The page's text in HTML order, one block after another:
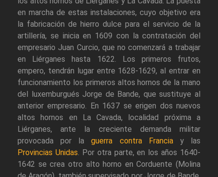
en marcha de estas instalaciones, cuyo objetivo era
la fabricación de hierro dulce para el servicio de la
artillería, se inicia en 1609 con la contratación del
empresario Juan Curcio, que no comenzará a trabajar
en Liérganes hasta 1622. Los primeros frutos,
empero, tendrán lugar entre 1628-1629, al entrar en
funcionamiento los primeros altos hornos de la mano
del luxemburgués Jorge de Bande, que sustituye al
anterior empresario. En 1637 se erigen dos nuevos
altos hornos en La Cavada, localidad próxima a
Liérganes, ante la creciente demanda militar
provocada por laguerra contra Franciay las
Provincias Unidas. Por otra parte, en los años 1640-
1642 se crea otro alto horno en Corduente (Molina